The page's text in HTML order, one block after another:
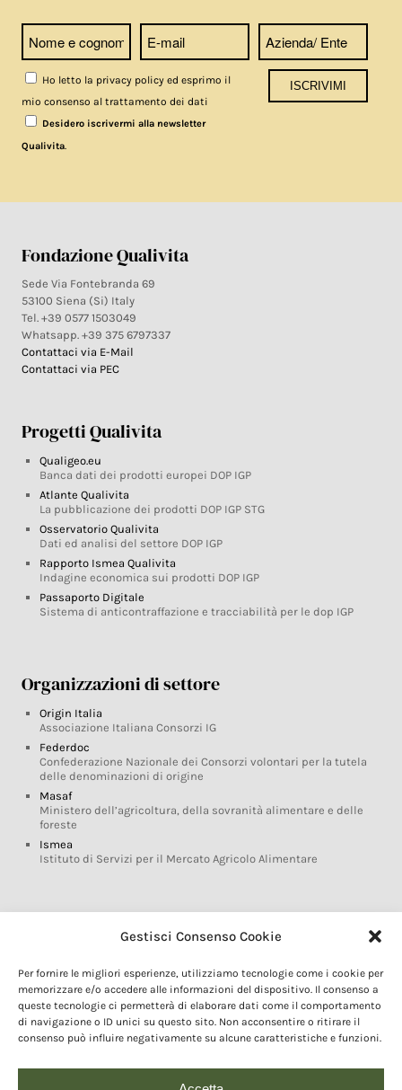
Gestisci Consenso Cookie
Per fornire le migliori esperienze, utilizziamo tecnologie come i cookie per
memorizzare e/o accedere alle informazioni del dispositivo. Il consenso a
queste tecnologie ci permetterà di elaborare dati come il comportamento
di navigazione o ID unici su questo sito. Non acconsentire o ritirare il
consenso può influire negativamente su alcune caratteristiche e funzioni.
Ho letto la privacy policy ed esprimo il
mio consenso al trattamento dei dati
Desidero iscrivermi alla newsletter
Qualivita.
Fondazione Qualivita
Sede Via Fontebranda 69
53100 Siena (Si) Italy
Tel. +39 0577 1503049
Whatsapp. +39 375 6797337
Contattaci via E-Mail
Contattaci via PEC
Progetti Qualivita
Qualigeo.eu
Banca dati dei prodotti europei DOP IGP
Atlante Qualivita
La pubblicazione dei prodotti DOP IGP STG
Osservatorio Qualivita
Dati ed analisi del settore DOP IGP
Rapporto Ismea Qualivita
Indagine economica sui prodotti DOP IGP
Passaporto Digitale
Sistema di anticontraffazione e tracciabilità per le dop IGP
Organizzazioni di settore
Origin Italia
Associazione Italiana Consorzi IG
Federdoc
Confederazione Nazionale dei Consorzi volontari per la tutela
delle denominazioni di origine
Masaf
Ministero dell’agricoltura, della sovranità alimentare e delle
foreste
Ismea
Istituto di Servizi per il Mercato Agricolo Alimentare
Glossario DOP IGP
Marchi DOP IGP
Normativa prodotti DOP IGP
Consorzi di Tutela
Farm To Fork e prodotti DOP IGP